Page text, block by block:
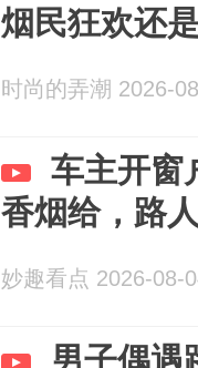
烟民狂欢还
时尚的弄潮 2026-
车主开窗
香烟给，路
妙趣看点 2026-08-
男子偶遇